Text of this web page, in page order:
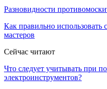
Разновидности
Как правильно использовать
мастеров
Сейчас читают
Что следует учитывать при
электроинструментов?